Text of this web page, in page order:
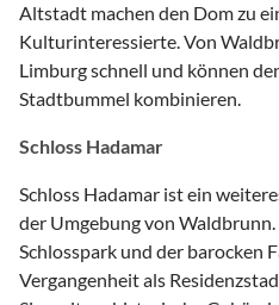
Altstadt machen den Dom zu
Kulturinteressierte. Von
Limburg schnell und können
Stadtbummel kombinieren.
Schloss Hadamar
Schloss Hadamar ist ein
der Umgebung von
Schlosspark und der barocken
Vergangenheit als